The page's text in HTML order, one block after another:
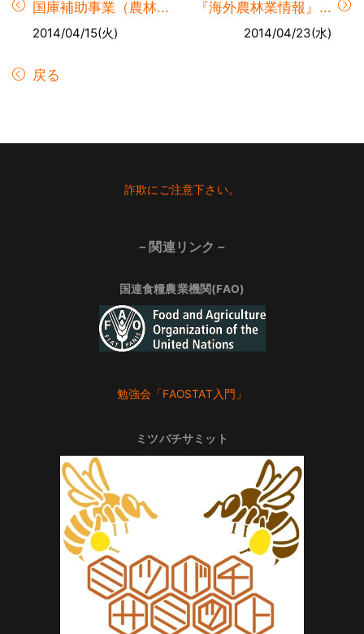
国庫補助事業（農林...
2014/04/15(火)
『海外農林業情報』...
2014/04/23(水)
戻る
詐欺にご注意下さい。
－関連リンク－
国連食糧農業機関(FAO)
勉強会「FAOSTAT入門」
ミツバチサミット